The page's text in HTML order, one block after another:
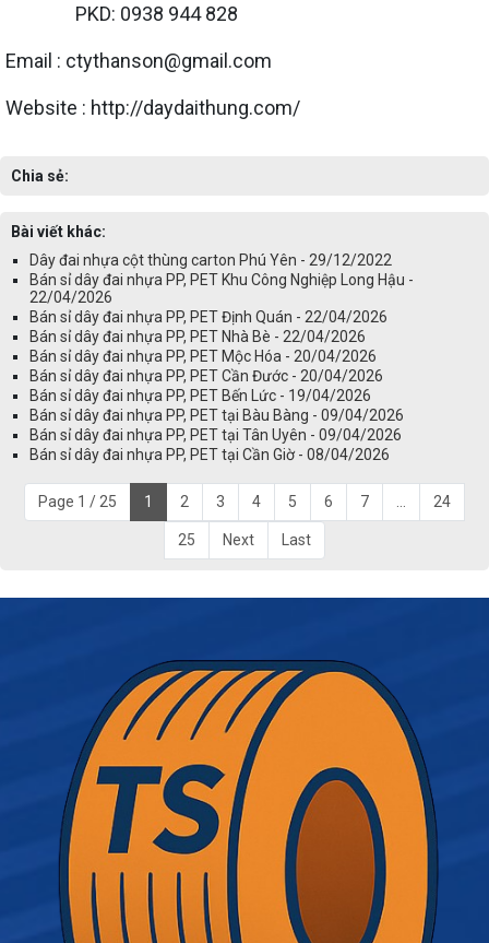
PKD: 0938 944 828
Email : ctythanson@gmail.com
Website : http://daydaithung.com/
Chia sẻ:
Bài viết khác:
Dây đai nhựa cột thùng carton Phú Yên - 29/12/2022
Bán sỉ dây đai nhựa PP, PET Khu Công Nghiệp Long Hậu -
22/04/2026
Bán sỉ dây đai nhựa PP, PET Định Quán - 22/04/2026
Bán sỉ dây đai nhựa PP, PET Nhà Bè - 22/04/2026
Bán sỉ dây đai nhựa PP, PET Mộc Hóa - 20/04/2026
Bán sỉ dây đai nhựa PP, PET Cần Đước - 20/04/2026
Bán sỉ dây đai nhựa PP, PET Bến Lức - 19/04/2026
Bán sỉ dây đai nhựa PP, PET tại Bàu Bàng - 09/04/2026
Bán sỉ dây đai nhựa PP, PET tại Tân Uyên - 09/04/2026
Bán sỉ dây đai nhựa PP, PET tại Cần Giờ - 08/04/2026
Page 1 / 25 1 2 3 4 5 6 7 24
25 Next Last